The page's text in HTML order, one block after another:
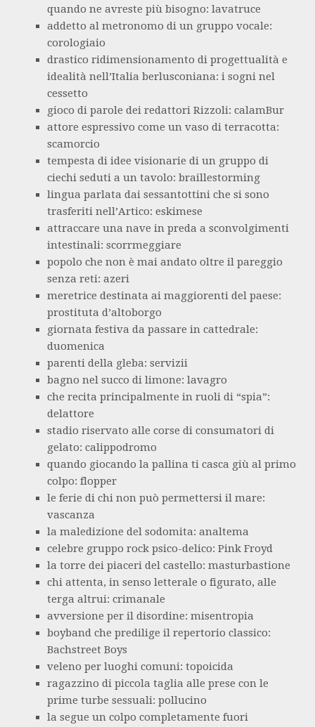
quando ne avreste più bisogno: lavatruce
addetto al metronomo di un gruppo vocale:
corologiaio
drastico ridimensionamento di progettualità e
idealità nell’Italia berlusconiana: i sogni nel
cessetto
gioco di parole dei redattori Rizzoli: calamBur
attore espressivo come un vaso di terracotta:
scamorcio
tempesta di idee visionarie di un gruppo di
ciechi seduti a un tavolo: braillestorming
lingua parlata dai sessantottini che si sono
trasferiti nell’Artico: eskimese
attraccare una nave in preda a sconvolgimenti
intestinali: scorrmeggiare
popolo che non è mai andato oltre il pareggio
senza reti: azeri
meretrice destinata ai maggiorenti del paese:
prostituta d’altoborgo
giornata festiva da passare in cattedrale:
duomenica
parenti della gleba: servizii
bagno nel succo di limone: lavagro
che recita principalmente in ruoli di “spia”:
delattore
stadio riservato alle corse di consumatori di
gelato: calippodromo
quando giocando la pallina ti casca giù al primo
colpo: flopper
le ferie di chi non può permettersi il mare:
vascanza
la maledizione del sodomita: analtema
celebre gruppo rock psico-delico: Pink Froyd
la torre dei piaceri del castello: masturbastione
chi attenta, in senso letterale o figurato, alle
terga altrui: crimanale
avversione per il disordine: misentropia
boyband che predilige il repertorio classico:
Bachstreet Boys
veleno per luoghi comuni: topoicida
ragazzino di piccola taglia alle prese con le
prime turbe sessuali: pollucino
la segue un colpo completamente fuori